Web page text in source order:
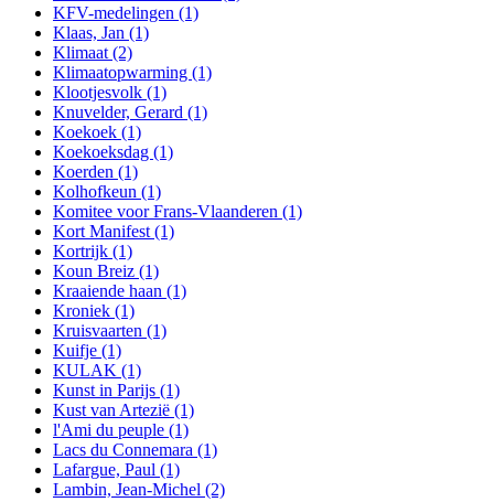
KFV-medelingen (1)
Klaas, Jan (1)
Klimaat (2)
Klimaatopwarming (1)
Klootjesvolk (1)
Knuvelder, Gerard (1)
Koekoek (1)
Koekoeksdag (1)
Koerden (1)
Kolhofkeun (1)
Komitee voor Frans-Vlaanderen (1)
Kort Manifest (1)
Kortrijk (1)
Koun Breiz (1)
Kraaiende haan (1)
Kroniek (1)
Kruisvaarten (1)
Kuifje (1)
KULAK (1)
Kunst in Parijs (1)
Kust van Artezië (1)
l'Ami du peuple (1)
Lacs du Connemara (1)
Lafargue, Paul (1)
Lambin, Jean-Michel (2)